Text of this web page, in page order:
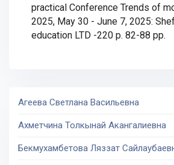
practical Conference Trends of
2025, May 30 - June 7, 2025:
education LTD -220 p. 82-88 рр.
Агеева Светлана Васильевна
Ахметчина Толкынай Акангалиевна
Бекмухамбетова Ляззат